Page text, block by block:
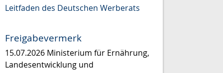
Leitfaden des Deutschen Werberats
Freigabevermerk
15.07.2026 Ministerium für Ernährung,
Landesentwicklung und